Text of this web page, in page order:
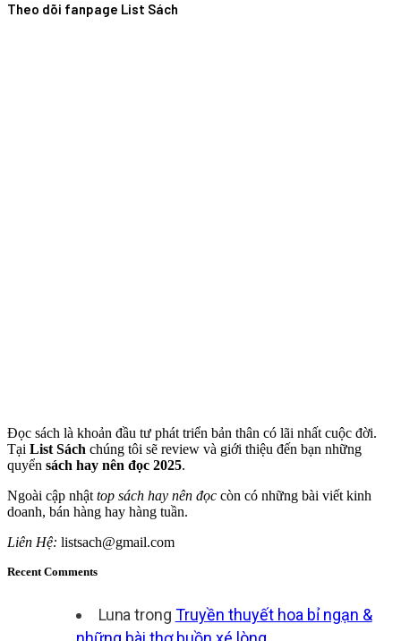
Theo dõi fanpage List Sách
Đọc sách là khoản đầu tư phát triển bản thân có lãi nhất cuộc đời.
Tại List Sách chúng tôi sẽ review và giới thiệu đến bạn những
quyển sách hay nên đọc 2025.
Ngoài cập nhật top sách hay nên đọc còn có những bài viết kinh
doanh, bán hàng hay hàng tuần.
Liên Hệ: listsach@gmail.com
Recent Comments
Luna trong Truyền thuyết hoa bỉ ngạn &